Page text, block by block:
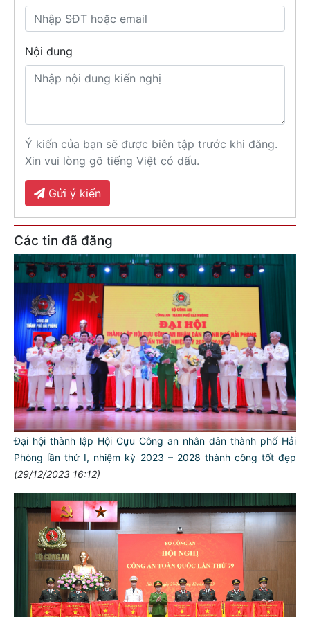
Nội dung
Ý kiến của bạn sẽ được biên tập trước khi đăng.
Xin vui lòng gõ tiếng Việt có dấu.
Gửi ý kiến
Các tin đã đăng
Đại hội thành lập Hội Cựu Công an nhân dân thành phố Hải
Phòng lần thứ I, nhiệm kỳ 2023 – 2028 thành công tốt đẹp
(29/12/2023 16:12)